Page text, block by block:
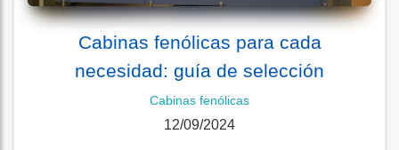
Cabinas fenólicas para cada
necesidad: guía de selección
Cabinas fenólicas
12/09/2024